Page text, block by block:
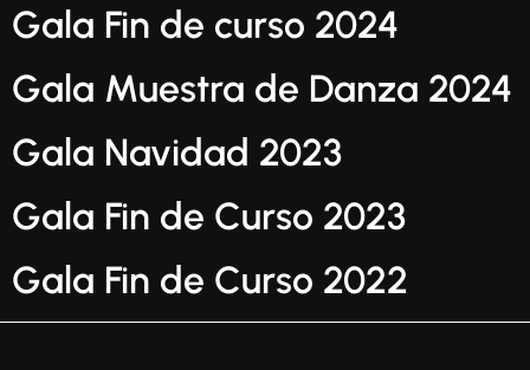
Gala Fin de curso 2024
Gala Muestra de Danza 2024
Gala Navidad 2023
Gala Fin de Curso 2023
Gala Fin de Curso 2022